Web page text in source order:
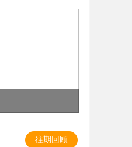
往期回顾